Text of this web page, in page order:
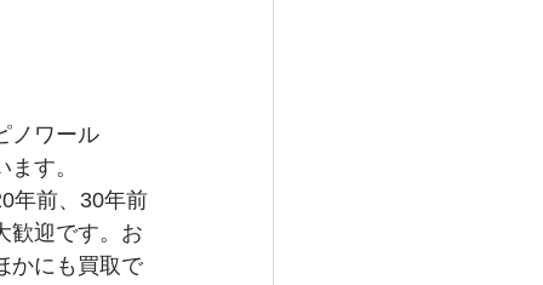
グランドセイコー
ノワール
す。
年前、30年前
歓迎です。お
かにも買取で